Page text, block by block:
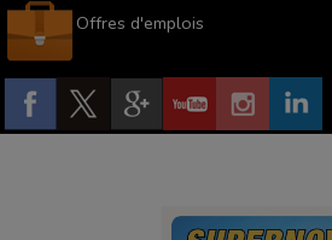
Offres d'emplois